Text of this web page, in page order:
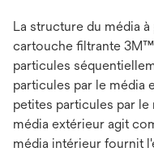
La structure du média
cartouche filtrante
particules
particules par le média
petites particules par
média extérieur agit
média intérieur fournit